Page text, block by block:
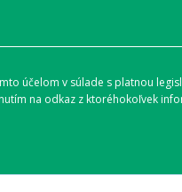
účelom v súlade s platnou
na odkaz z ktoréhokoľvek